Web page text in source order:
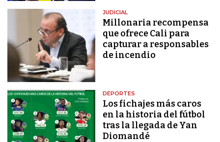
JUDICIAL
Millonaria recompensa
que ofrece Cali para
capturar a responsables
de incendio
DEPORTES
Los fichajes más caros
en la historia del fútbol
tras la llegada de Yan
Diomandé